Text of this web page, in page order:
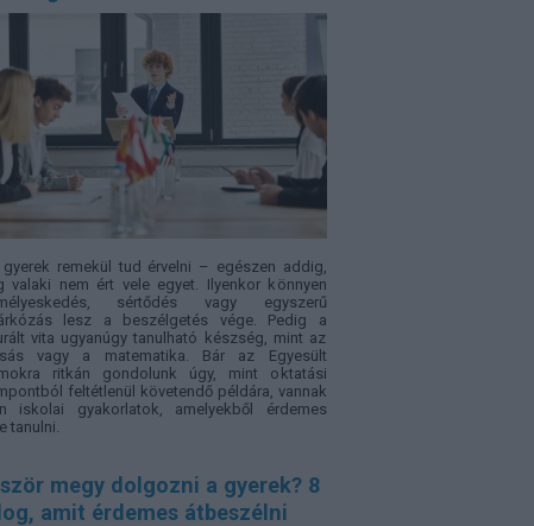
remekül tud érvelni – egészen addig,
valaki nem ért vele egyet. Ilyenkor könnyen
sértődés vagy egyszerű
lesz a beszélgetés vége. Pedig a
vita ugyanúgy tanulható készség, mint az
vagy a matematika. Bár az Egyesült
ritkán gondolunk úgy, mint oktatási
feltétlenül követendő példára, vannak
iskolai gyakorlatok, amelyekből érdemes
tanulni.
megy dolgozni a gyerek? 8
amit érdemes átbeszélni